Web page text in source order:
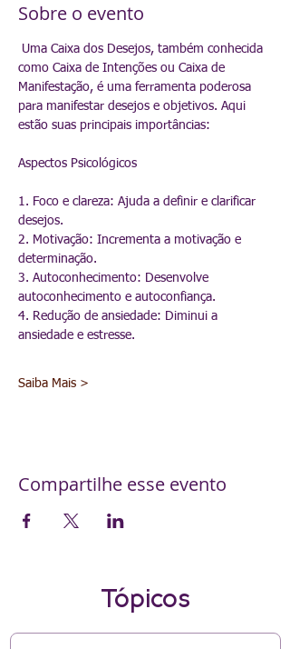
Sobre o evento
como Caixa de Intenções ou Caixa de
Manifestação, é uma ferramenta poderosa
para manifestar desejos e objetivos. Aqui
estão suas principais importâncias:
Aspectos Psicológicos
1. Foco e clareza: Ajuda a definir e clarificar
desejos.
2. Motivação: Incrementa a motivação e
determinação.
3. Autoconhecimento: Desenvolve
autoconhecimento e autoconfiança.
4. Redução de ansiedade: Diminui a
ansiedade e estresse.
Saiba Mais >
Compartilhe esse evento
Tópicos